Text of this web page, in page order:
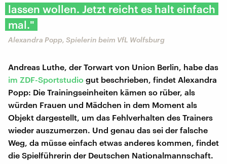
lassen wollen. Jetzt reicht es halt einfach
mal."
Alexandra Popp, Spielerin beim VfL Wolfsburg
Andreas Luthe, der Torwart von Union Berlin, habe das
im ZDF-Sportstudio gut beschrieben, findet Alexandra
Popp: Die Trainingseinheiten kämen so rüber, als
würden Frauen und Mädchen in dem Moment als
Objekt dargestellt, um das Fehlverhalten des Trainers
wieder auszumerzen. Und genau das sei der falsche
Weg, da müsse einfach etwas anderes kommen, findet
die Spielführerin der Deutschen Nationalmannschaft.